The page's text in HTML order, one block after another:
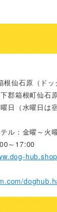
仙石原（ドッ
下郡箱根町仙石
日（水曜日は
テル：金曜～
～17:00
hub.shop